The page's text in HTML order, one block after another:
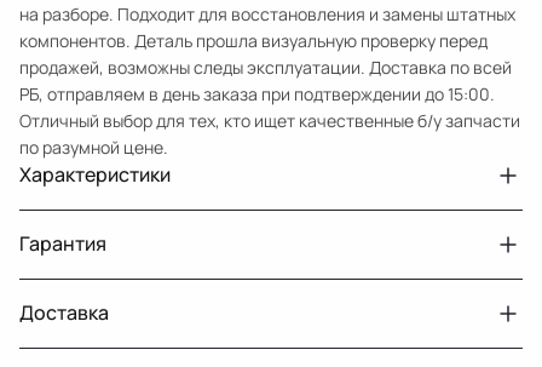
на разборе. Подходит для восстановления и замены штатных
компонентов. Деталь прошла визуальную проверку перед
продажей, возможны следы эксплуатации. Доставка по всей
РБ, отправляем в день заказа при подтверждении до 15:00.
Отличный выбор для тех, кто ищет качественные б/у запчасти
по разумной цене.
Характеристики
Авто
MercedesBenz Viano W639
Год
2006
Гарантия
Двигатели с навесным или без навесного
оборудования
30 дней
Доставка